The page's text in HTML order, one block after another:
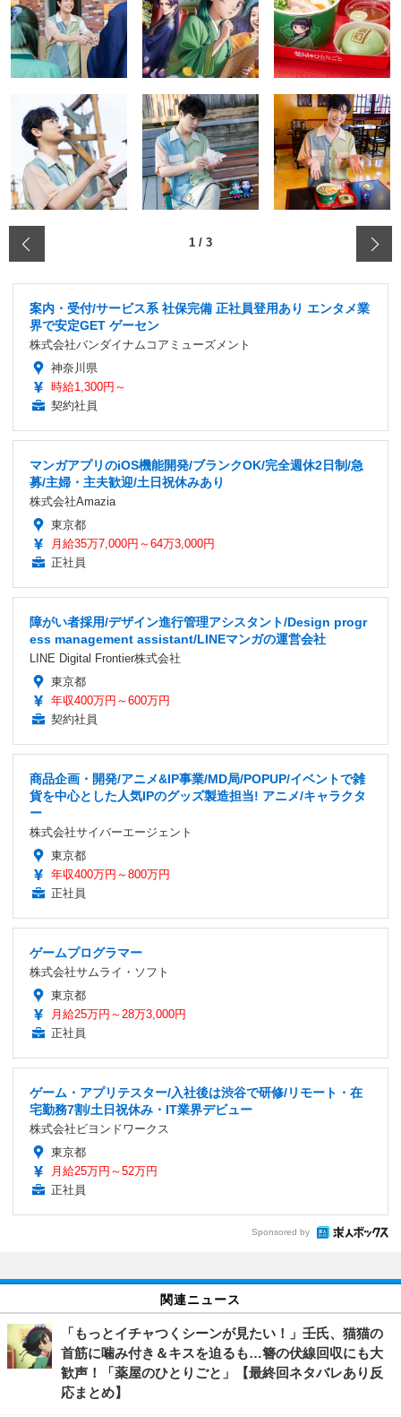
1 / 3
案内・受付/サービス系 社保完備 正社員登用あり エンタメ業
界で安定GET ゲーセン
株式会社バンダイナムコアミューズメント
神奈川県
時給1,300円～
契約社員
マンガアプリのiOS機能開発/ブランクOK/完全週休2日制/急
募/主婦・主夫歓迎/土日祝休みあり
株式会社Amazia
東京都
月給35万7,000円～64万3,000円
正社員
障がい者採用/デザイン進行管理アシスタント/Design progr
ess management assistant/LINEマンガの運営会社
LINE Digital Frontier株式会社
東京都
年収400万円～600万円
契約社員
商品企画・開発/アニメ&IP事業/MD局/POPUP/イベントで雑
貨を中心とした人気IPのグッズ製造担当! アニメ/キャラクタ
ー
株式会社サイバーエージェント
東京都
年収400万円～800万円
正社員
ゲームプログラマー
株式会社サムライ・ソフト
東京都
月給25万円～28万3,000円
正社員
ゲーム・アプリテスター/入社後は渋谷で研修/リモート・在
宅勤務7割/土日祝休み・IT業界デビュー
株式会社ビヨンドワークス
東京都
月給25万円～52万円
正社員
Sponsored by
関連ニュース
「もっとイチャつくシーンが見たい！」壬氏、猫猫の
首筋に噛み付き＆キスを迫るも…簪の伏線回収にも大
歓声！「薬屋のひとりごと」【最終回ネタバレあり反
応まとめ】